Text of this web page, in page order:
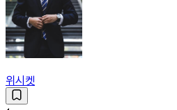
위시켓